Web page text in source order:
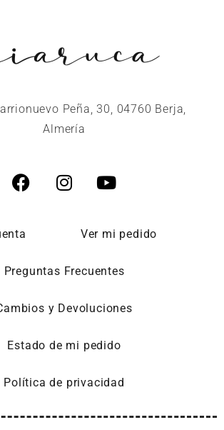
Peña, 30, 04760 Berja,
Almería
Ver mi pedido
Preguntas Frecuentes
y Devoluciones
Estado de mi pedido
Política de privacidad